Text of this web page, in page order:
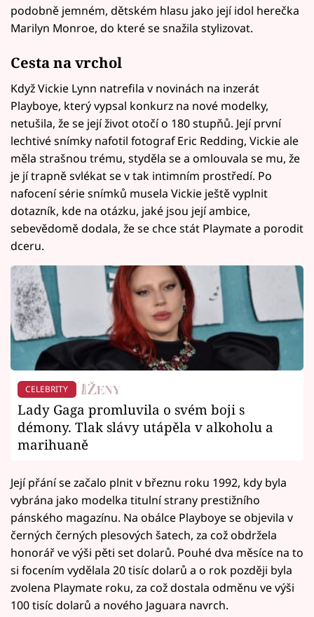
podobně jemném, dětském hlasu jako její idol herečka
Marilyn Monroe, do které se snažila stylizovat.
Cesta na vrchol
Když Vickie Lynn natrefila v novinách na inzerát
Playboye, který vypsal konkurz na nové modelky,
netušila, že se její život otočí o 180 stupňů. Její první
lechtivé snímky nafotil fotograf Eric Redding, Vickie ale
měla strašnou trému, styděla se a omlouvala se mu, že
je jí trapně svlékat se v tak intimním prostředí. Po
nafocení série snímků musela Vickie ještě vyplnit
dotazník, kde na otázku, jaké jsou její ambice,
sebevědomě dodala, že se chce stát Playmate a porodit
dceru.
CELEBRITY
Lady Gaga promluvila o svém boji s
démony. Tlak slávy utápěla v alkoholu a
marihuaně
Její přání se začalo plnit v březnu roku 1992, kdy byla
vybrána jako modelka titulní strany prestižního
pánského magazínu. Na obálce Playboye se objevila v
černých černých plesových šatech, za což obdržela
honorář ve výši pěti set dolarů. Pouhé dva měsíce na to
si focením vydělala 20 tisíc dolarů a o rok později byla
zvolena Playmate roku, za což dostala odměnu ve výši
100 tisíc dolarů a nového Jaguara navrch.